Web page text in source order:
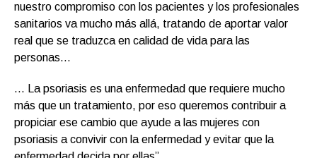
nuestro compromiso con los pacientes y los profesionales
sanitarios va mucho más allá, tratando de aportar valor
real que se traduzca en calidad de vida para las
personas…
… La psoriasis es una enfermedad que requiere mucho
más que un tratamiento, por eso queremos contribuir a
propiciar ese cambio que ayude a las mujeres con
psoriasis a convivir con la enfermedad y evitar que la